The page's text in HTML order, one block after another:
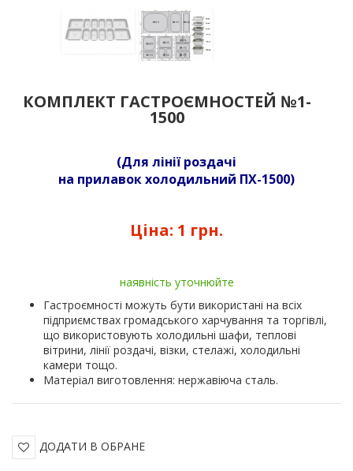
КОМПЛЕКТ ГАСТРОЄМНОСТЕЙ №1-
1500
(Для лінії роздачі
на прилавок холодильний ПХ-1500)
Ціна: 1 грн.
наявність уточнюйте
Гастроємності можуть бути використані на всіх
підприємствах громадського харчування та торгівлі,
що використовують холодильні шафи, теплові
вітрини, лінії роздачі, візки, стелажі, холодильні
камери тощо.
Матеріал виготовлення: нержавіюча сталь.
ДОДАТИ В ОБРАНЕ